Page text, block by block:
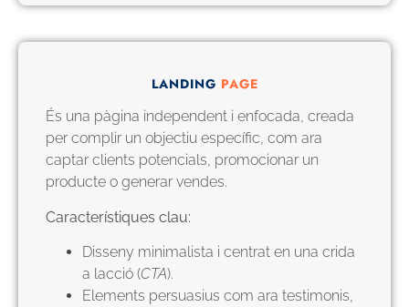
LANDING PAGE
És una pàgina independent i enfocada, creada
per complir un objectiu específic, com ara
captar clients potencials, promocionar un
producte o generar vendes.
Característiques clau:
Disseny minimalista i centrat en una crida
a lacció (CTA).
Elements persuasius com ara testimonis,